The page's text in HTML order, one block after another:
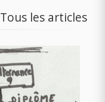
Tous les articles